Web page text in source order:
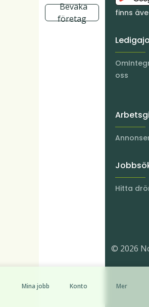
Bevaka
företag
finns
Om
oss
Hitta
© 2026
Mina jobb Konto Mer